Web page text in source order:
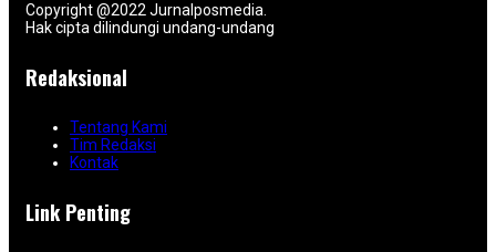
Copyright @2022 Jurnalposmedia.
Hak cipta dilindungi undang-undang
Redaksional
Tentang Kami
Tim Redaksi
Kontak
Link Penting